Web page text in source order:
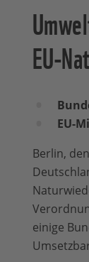
EU-
EU-
Berlin,
einige